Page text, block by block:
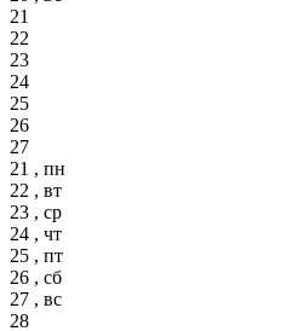
21
22
23
24
25
26
27
21 , пн
22 , вт
23 , ср
24 , чт
25 , пт
26 , сб
27 , вс
28